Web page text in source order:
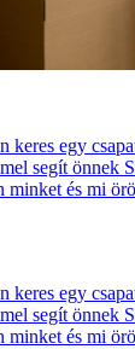
keres egy
segít önnek
minket és mi
keres egy
segít önnek
minket és mi